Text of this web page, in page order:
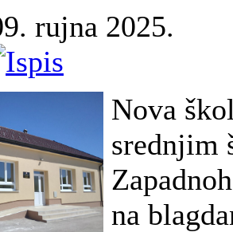
rujna 2025.
Nova
srednjim
na